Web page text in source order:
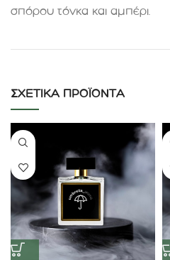
σπόρου τόνκα και αμπέρι.
ΣΧΕΤΙΚΆ ΠΡΟΪΌΝΤΑ